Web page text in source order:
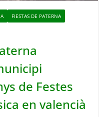
FIESTAS DE PATERNA
de Festes
en valencià